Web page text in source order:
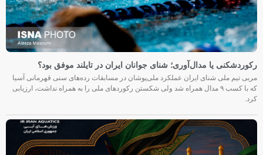
رکوردشکنی یا مدال‌آوری؛ شنای جوانان ایران در تایلند موفق بود؟
مربی تیم ملی شنای ایران عملکرد ملی‌پوشان در مسابقات رده‌های سنی قهرمانی آسیا
که با کسب ۹ مدال همراه شد ولی شکستن رکوردهای ملی را به همراه نداشت، ارزیابی
کرد.